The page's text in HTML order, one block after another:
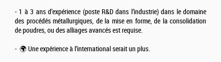
- 1 à 3 ans d’expérience (poste R&D dans l’industrie) dans le domaine
des procédés métallurgiques, de la mise en forme, de la consolidation
de poudres, ou des alliages avancés est requise.
- 🌍 Une expérience à l’international serait un plus.